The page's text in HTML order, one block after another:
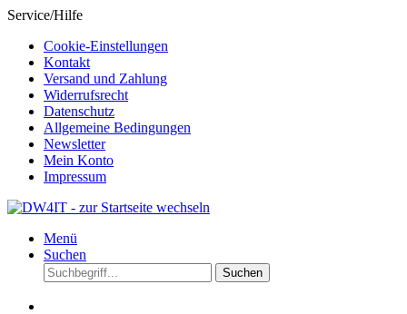
Service/Hilfe
Cookie-Einstellungen
Kontakt
Versand und Zahlung
Widerrufsrecht
Datenschutz
Allgemeine Bedingungen
Newsletter
Mein Konto
Impressum
Menü
Suchen
Suchen